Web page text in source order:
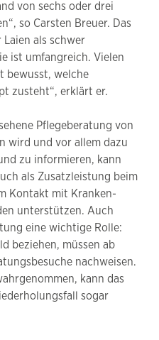
von sechs oder drei
so Carsten Breuer. Das
als schwer
ist umfangreich. Vielen
bewusst, welche
zusteht“, erklärt er.
Pflegeberatung von
wird und vor allem dazu
zu informieren, kann
als Zusatzleistung beim
Kontakt mit Kranken-
unterstützen. Auch
eine wichtige Rolle:
beziehen, müssen ab
nachweisen.
kann das
sogar